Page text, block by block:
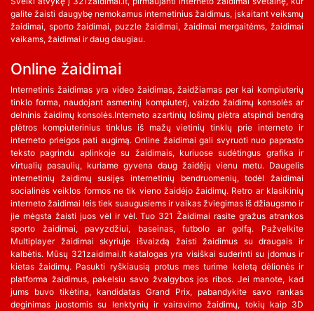
galite žaisti daugybę nemokamus internetinius žaidimus, įskaitant veiksmų
žaidimai, sporto žaidimai, puzzle žaidimai, žaidimai mergaitėms, žaidimai
vaikams, žaidimai ir daug daugiau.
Online žaidimai
Internetinis žaidimas yra video žaidimas, žaidžiamas per kai kompiuterių
tinklo forma, naudojant asmeninį kompiuterį, vaizdo žaidimų konsolės ar
delninis žaidimų konsolės.Interneto azartinių lošimų plėtra atspindi bendrą
plėtros kompiuterinius tinklus iš mažų vietinių tinklų prie interneto ir
interneto prieigos pati augimą. Online žaidimai gali svyruoti nuo paprasto
teksto pagrindu aplinkoje su žaidimais, kuriuose sudėtingus grafika ir
virtualių pasaulių, kuriame gyvena daug žaidėjų vienu metu. Daugelis
internetinių žaidimų susijęs internetinių bendruomenių, todėl žaidimai
socialinės veiklos formos ne tik vieno žaidėjo žaidimų. Retro ar klasikinių
interneto žaidimai leis tiek suaugusiems ir vaikas žviegimas iš džiaugsmo ir
jie mėgsta žaisti juos vėl ir vėl. Tuo 321 Žaidimai rasite gražus atrankos
sporto žaidimai, pavyzdžiui, baseinas, futbolo ar golfą. Pažvelkite
Multiplayer žaidimai skyriuje išvaizdą žaisti žaidimus su draugais ir
kalbėtis. Mūsų 321zaidimai.lt katalogas yra visiškai suderinti su įdomus ir
kietas žaidimų. Pasukti ryškiausią protus mes turime keletą dėlionės ir
platforma žaidimus, pakelsiu savo žvalgybos jos ribos. Jei manote, kad
jums buvo tikėtina, kandidatas Grand Prix, pabandykite savo rankas
deginimas juostomis su lenktynių ir vairavimo žaidimų, tokių kaip 3D